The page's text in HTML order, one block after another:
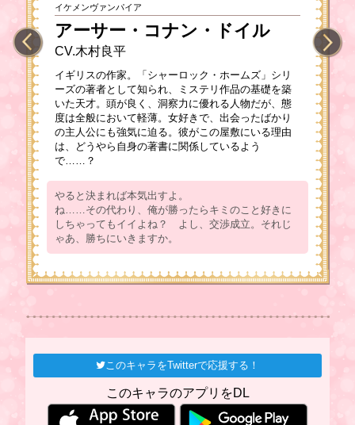
イケメンヴァンパイア
アーサー・コナン・ドイル
CV.木村良平
イギリスの作家。「シャーロック・ホームズ」シリ
ーズの著者として知られ、ミステリ作品の基礎を築
いた天才。頭が良く、洞察力に優れる人物だが、態
度は全般において軽薄。女好きで、出会ったばかり
の主人公にも強気に迫る。彼がこの屋敷にいる理由
は、どうやら自身の著書に関係しているよう
で……？
やると決まれば本気出すよ。
ね……その代わり、俺が勝ったらキミのこと好きに
しちゃってもイイよね？ よし、交渉成立。それじ
ゃあ、勝ちにいきますか。
このキャラをTwitterで応援する！
このキャラのアプリをDL